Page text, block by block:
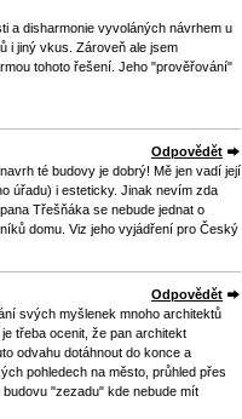
a disharmonie vyvoláných návrhem u
i jiný vkus. Zároveň ale jsem
tohoto řešení. Jeho "prověřování"
Odpovědět
té budovy je dobrý! Mě jen vadí její
úřadu) i esteticky. Jinak nevím zda
Třešňáka se nebude jednat o
domu. Viz jeho vyjádření pro Český
Odpovědět
svých myšlenek mnoho architektů
třeba ocenit, že pan architekt
odvahu dotáhnout do konce a
pohledech na město, průhled přes
"zezadu" kde nebude mít